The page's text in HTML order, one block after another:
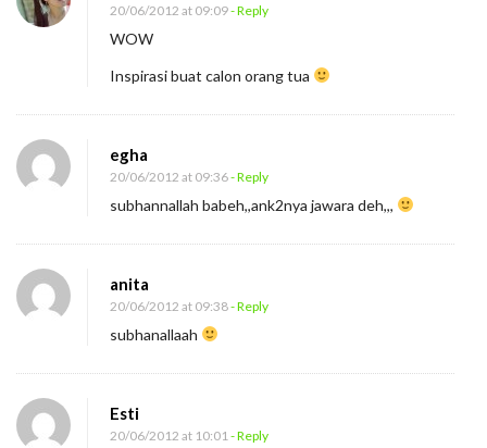
20/06/2012 at 09:09- Reply
WOW
Inspirasi buat calon orang tua
egha
20/06/2012 at 09:36- Reply
subhannallah babeh,,ank2nya jawara deh,,,
anita
20/06/2012 at 09:38- Reply
subhanallaah
Esti
20/06/2012 at 10:01- Reply